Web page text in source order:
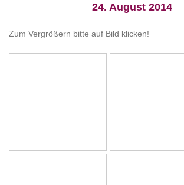
24. August 2014
Zum Vergrößern bitte auf Bild klicken!